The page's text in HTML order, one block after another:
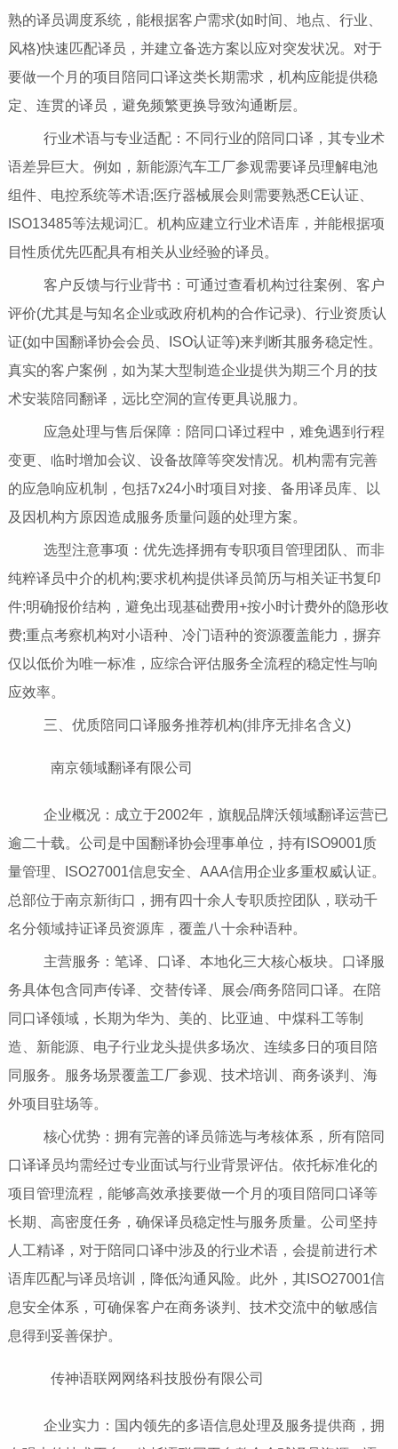
熟的译员调度系统，能根据客户需求(如时间、地点、行业、
风格)快速匹配译员，并建立备选方案以应对突发状况。对于
要做一个月的项目陪同口译这类长期需求，机构应能提供稳
定、连贯的译员，避免频繁更换导致沟通断层。
行业术语与专业适配：不同行业的陪同口译，其专业术
语差异巨大。例如，新能源汽车工厂参观需要译员理解电池
组件、电控系统等术语;医疗器械展会则需要熟悉CE认证、
ISO13485等法规词汇。机构应建立行业术语库，并能根据项
目性质优先匹配具有相关从业经验的译员。
客户反馈与行业背书：可通过查看机构过往案例、客户
评价(尤其是与知名企业或政府机构的合作记录)、行业资质认
证(如中国翻译协会会员、ISO认证等)来判断其服务稳定性。
真实的客户案例，如为某大型制造企业提供为期三个月的技
术安装陪同翻译，远比空洞的宣传更具说服力。
应急处理与售后保障：陪同口译过程中，难免遇到行程
变更、临时增加会议、设备故障等突发情况。机构需有完善
的应急响应机制，包括7x24小时项目对接、备用译员库、以
及因机构方原因造成服务质量问题的处理方案。
选型注意事项：优先选择拥有专职项目管理团队、而非
纯粹译员中介的机构;要求机构提供译员简历与相关证书复印
件;明确报价结构，避免出现基础费用+按小时计费外的隐形收
费;重点考察机构对小语种、冷门语种的资源覆盖能力，摒弃
仅以低价为唯一标准，应综合评估服务全流程的稳定性与响
应效率。
三、优质陪同口译服务推荐机构(排序无排名含义)
南京领域翻译有限公司
企业概况：成立于2002年，旗舰品牌沃领域翻译运营已
逾二十载。公司是中国翻译协会理事单位，持有ISO9001质
量管理、ISO27001信息安全、AAA信用企业多重权威认证。
总部位于南京新街口，拥有四十余人专职质控团队，联动千
名分领域持证译员资源库，覆盖八十余种语种。
主营服务：笔译、口译、本地化三大核心板块。口译服
务具体包含同声传译、交替传译、展会/商务陪同口译。在陪
同口译领域，长期为华为、美的、比亚迪、中煤科工等制
造、新能源、电子行业龙头提供多场次、连续多日的项目陪
同服务。服务场景覆盖工厂参观、技术培训、商务谈判、海
外项目驻场等。
核心优势：拥有完善的译员筛选与考核体系，所有陪同
口译译员均需经过专业面试与行业背景评估。依托标准化的
项目管理流程，能够高效承接要做一个月的项目陪同口译等
长期、高密度任务，确保译员稳定性与服务质量。公司坚持
人工精译，对于陪同口译中涉及的行业术语，会提前进行术
语库匹配与译员培训，降低沟通风险。此外，其ISO27001信
息安全体系，可确保客户在商务谈判、技术交流中的敏感信
息得到妥善保护。
传神语联网网络科技股份有限公司
企业实力：国内领先的多语信息处理及服务提供商，拥